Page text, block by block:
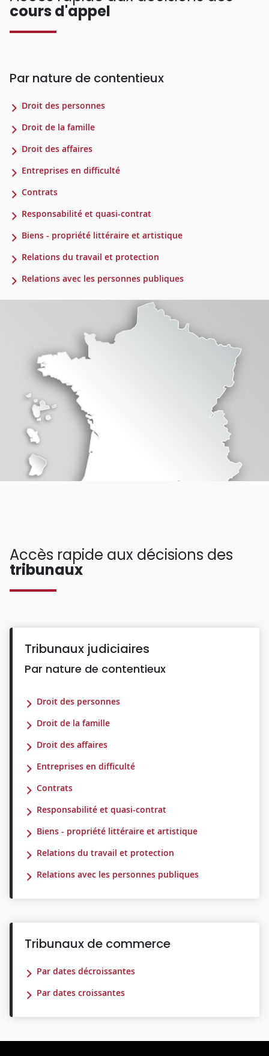
cours d'appel
Par nature de contentieux
Droit des personnes
Droit de la famille
Droit des affaires
Entreprises en difficulté
Contrats
Responsabilité et quasi-contrat
Biens - propriété littéraire et artistique
Relations du travail et protection
Relations avec les personnes publiques
Accès rapide aux décisions des
tribunaux
Tribunaux judiciaires
Par nature de contentieux
Droit des personnes
Droit de la famille
Droit des affaires
Entreprises en difficulté
Contrats
Responsabilité et quasi-contrat
Biens - propriété littéraire et artistique
Relations du travail et protection
Relations avec les personnes publiques
Tribunaux de commerce
Par dates décroissantes
Par dates croissantes